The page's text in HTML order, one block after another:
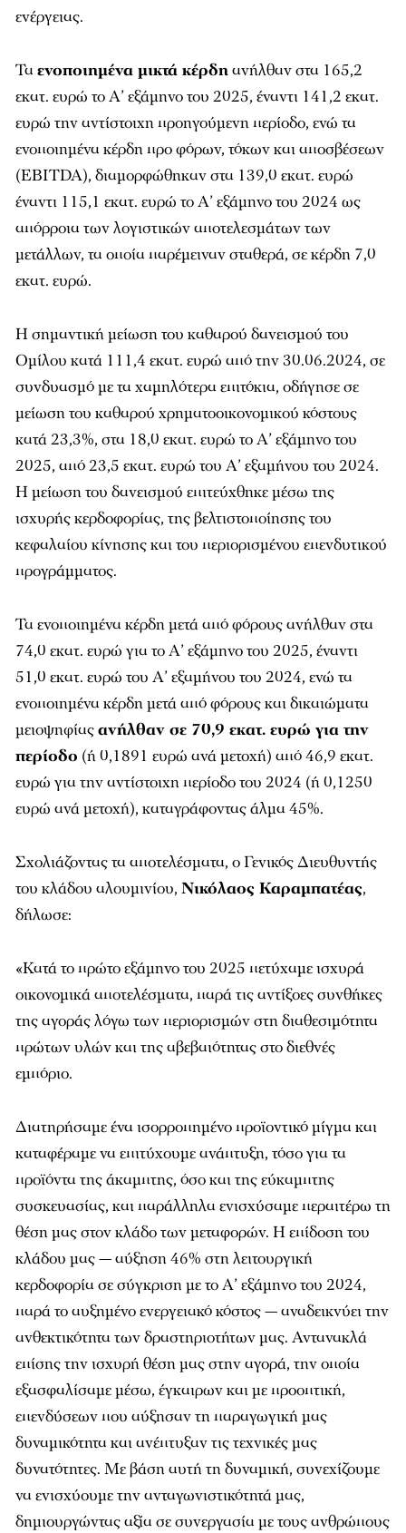
ενέργειας.
Ταενοποιημένα μικτά κέρδηανήλθαν στα 165,2
εκατ. ευρώ το Α’ εξάμηνο του 2025, έναντι 141,2 εκατ.
ευρώ την αντίστοιχη προηγούμενη περίοδο, ενώ τα
ενοποιημένα κέρδη προ φόρων, τόκων και αποσβέσεων
(EBITDA), διαμορφώθηκαν στα 139,0 εκατ. ευρώ
έναντι 115,1 εκατ. ευρώ το Α’ εξάμηνο του 2024 ως
απόρροια των λογιστικών αποτελεσμάτων των
μετάλλων, τα οποία παρέμειναν σταθερά, σε κέρδη 7,0
εκατ. ευρώ.
Η σημαντική μείωση του καθαρού δανεισμού του
Ομίλου κατά 111,4 εκατ. ευρώ από την 30.06.2024, σε
συνδυασμό με τα χαμηλότερα επιτόκια, οδήγησε σε
μείωση του καθαρού χρηματοοικονομικού κόστους
κατά 23,3%, στα 18,0 εκατ. ευρώ το Α’ εξάμηνο του
2025, από 23,5 εκατ. ευρώ του Α’ εξαμήνου του 2024.
Η μείωση του δανεισμού επιτεύχθηκε μέσω της
ισχυρής κερδοφορίας, της βελτιστοποίησης του
κεφαλαίου κίνησης και του περιορισμένου επενδυτικού
προγράμματος.
Τα ενοποιημένα κέρδη μετά από φόρους ανήλθαν στα
74,0 εκατ. ευρώ για το Α’ εξάμηνο του 2025, έναντι
51,0 εκατ. ευρώ του Α’ εξαμήνου του 2024, ενώ τα
ενοποιημένα κέρδη μετά από φόρους και δικαιώματα
μειοψηφίαςανήλθαν σε 70,9 εκατ. ευρώ για την
περίοδο (ή 0,1891 ευρώ ανά μετοχή) από 46,9 εκατ.
ευρώ για την αντίστοιχη περίοδο του 2024 (ή 0,1250
ευρώ ανά μετοχή), καταγράφοντας άλμα 45%.
Σχολιάζοντας τα αποτελέσματα, ο Γενικός Διευθυντής
του κλάδου αλουμινίου, Νικόλαος Καραμπατέας,
δήλωσε:
«Κατά το πρώτο εξάμηνο του 2025 πετύχαμε ισχυρά
οικονομικά αποτελέσματα, παρά τις αντίξοες συνθήκες
της αγοράς λόγω των περιορισμών στη διαθεσιμότητα
πρώτων υλών και της αβεβαιότητας στο διεθνές
εμπόριο.
Διατηρήσαμε ένα ισορροπημένο προϊοντικό μίγμα και
καταφέραμε να επιτύχουμε ανάπτυξη, τόσο για τα
προϊόντα της άκαμπτης, όσο και της εύκαμπτης
συσκευασίας, και παράλληλα ενισχύσαμε περαιτέρω τη
θέση μας στον κλάδο των μεταφορών. Η επίδοση του
κλάδου μας — αύξηση 46% στη λειτουργική
κερδοφορία σε σύγκριση με το Α’ εξάμηνο του 2024,
παρά το αυξημένο ενεργειακό κόστος — αναδεικνύει την
ανθεκτικότητα των δραστηριοτήτων μας. Αντανακλά
επίσης την ισχυρή θέση μας στην αγορά, την οποία
εξασφαλίσαμε μέσω, έγκαιρων και με προοπτική,
επενδύσεων που αύξησαν τη παραγωγική μας
δυναμικότητα και ανέπτυξαν τις τεχνικές μας
δυνατότητες. Με βάση αυτή τη δυναμική, συνεχίζουμε
να ενισχύουμε την ανταγωνιστικότητά μας,
δημιουργώντας αξία σε συνεργασία με τους ανθρώπους